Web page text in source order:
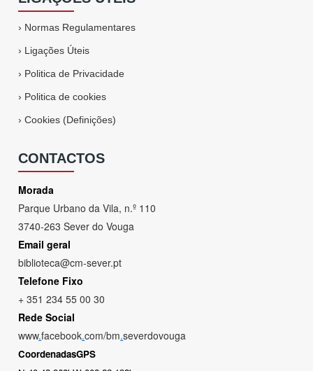
› Normas Regulamentares
› Ligações Úteis
› Politica de Privacidade
› Politica de cookies
›Cookies (Definições)
CONTACTOS
Morada
Parque Urbano da Vila, n.º 110
3740-263 Sever do Vouga
Email geral
biblioteca@cm-sever.pt
Telefone Fixo
+ 351 234 55 00 30
Rede Social
www.facebook.com/bm.severdovouga
CoordenadasGPS